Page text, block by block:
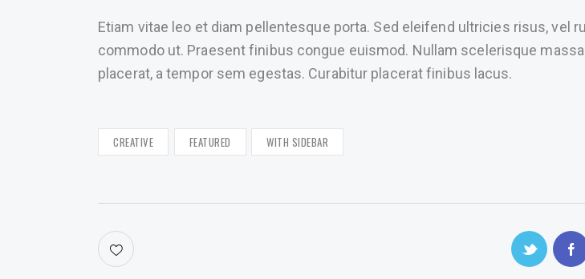
Etiam vitae leo et diam pellentesque porta. Sed eleifend ultricies risus, vel
commodo ut. Praesent finibus congue euismod. Nullam scelerisque
placerat, a tempor sem egestas. Curabitur placerat finibus lacus.
CREATIVE FEATURED WITH SIDEBAR